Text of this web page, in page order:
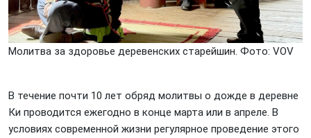
Молитва за здоровье деревенских старейшин. Фото: VOV
В течение почти 10 лет обряд молитвы о дожде в деревне
Ки проводится ежегодно в конце марта или в апреле. В
условиях современной жизни регулярное проведение этого